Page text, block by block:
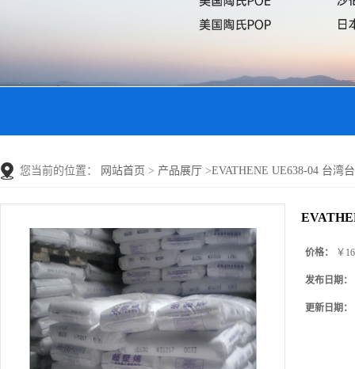
您当前的位置： 网站首页 > 产品展厅 >EVATHENE UE638-04 台湾
价格： ￥
发布日期：
更新日期：